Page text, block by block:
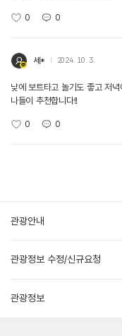
0 0
세* 2024. 10. 3.
낮에 보트타고 놀기도 좋고 저
나들이 추천합니다!!
0 0
관광안내
관광정보 수정/신규요청
관광정보